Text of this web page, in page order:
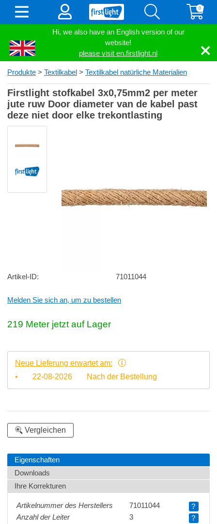
Hi, we also have an English version of our
website!
please visit en.firstlight.nl
0
Produkte > Textilkabel > Textilkabel natürliche Materialien
Firstlight stofkabel 3x0,75mm2 per meter
jute ruw Door diameter van de kabel past
deze niet door elke trekontlasting
Artikel-ID: 71011044
Melden Sie sich an, um zu bestellen
219 Meter jetzt auf Lager
Neue Lieferung erwartet am:
•
22-08-2026 Nach der Bestellung
Vergleichen
Eigenschaften
Downloads
Ihre Korrekturen
Artikelnummer des Herstellers 71011044
?
Anzahl der Leiter
3
?